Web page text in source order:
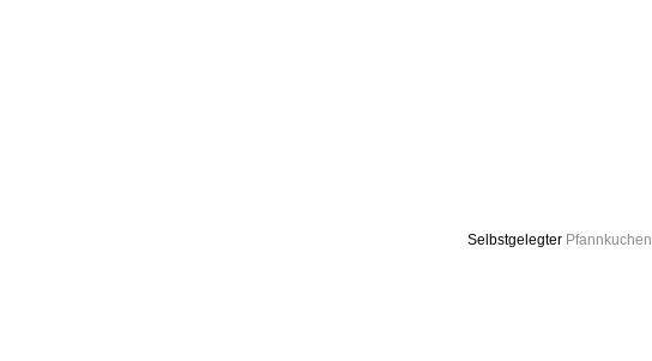
Selbstgelegter Pfannkuchen